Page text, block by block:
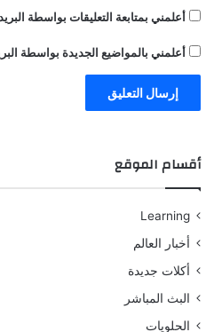
أعلمني بمتابعة التعليقات بواسطة
أعلمني بالمواضيع الجديدة بواسطة
أقسام الموقع
Learning
أخبار العالم
أكلات جديدة
البث المباشر
الحلويات